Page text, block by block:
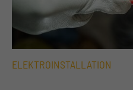
ELEKTROINSTALLATION